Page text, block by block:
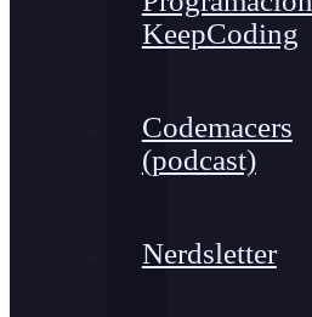
KeepCoding
Codemacers
(podcast)
Nerdsletter